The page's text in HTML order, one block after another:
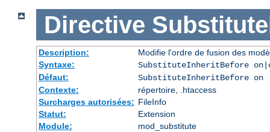
Directive
Description:
Modifie l'ordre de fusion des
Syntaxe:
SubstituteInheritBefore
Défaut:
SubstituteInheritBefore on
Contexte:
répertoire, .htaccess
Surcharges autorisées: FileInfo
Statut:
Extension
Module:
mod_substitute